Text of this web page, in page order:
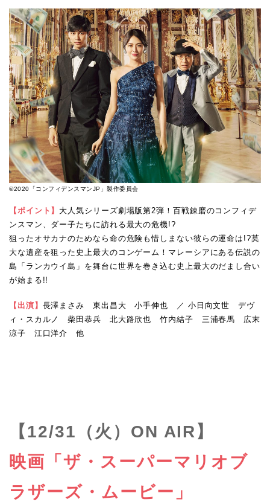
©2020「コンフィデンスマンJP」製作委員会
【ポイント】 大人気シリーズ劇場版第2弾！百戦錬磨のコンフィデ
ンスマン、ダー子たちに訪れる最大の危機!?
狙ったオサカナのためなら命の危険も惜しまない彼らの運命は!?莫
大な遺産を狙った史上最大のコンゲーム！マレーシアにある伝説の
島「ランカウイ島」を舞台に世界を巻き込む史上最大のだまし合い
が始まる!!
【出演】 長澤まさみ 東出昌大 小手伸也 ／ 小日向文世 デヴ
ィ・スカルノ 柴田恭兵 北大路欣也 竹内結子 三浦春馬 広末
涼子 江口洋介 他
【12/31（火）ON AIR】
映画「ザ・スーパーマリオブ
ラザーズ・ムービー」